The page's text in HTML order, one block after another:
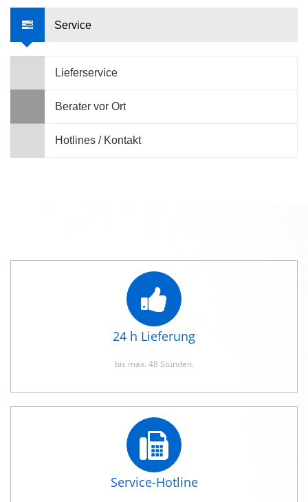
Service
Lieferservice
Berater vor Ort
Hotlines / Kontakt
24 h Lieferung
bis max. 48 Stunden.
Service-Hotline